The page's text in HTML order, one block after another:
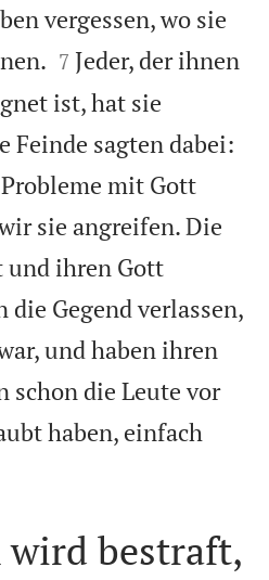
vergessen, wo sie


7 Jeder, der ihnen
ist, hat sie
Feinde sagten dabei:
mit Gott
sie angreifen. Die
und ihren Gott
die Gegend verlassen,
und haben ihren
schon die Leute vor
haben, einfach
wird bestraft,